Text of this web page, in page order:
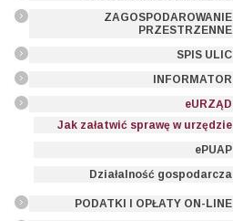
ZAGOSPODAROWANIE
PRZESTRZENNE
SPIS ULIC
INFORMATOR
eURZĄD
Jak załatwić sprawę w urzędzie
ePUAP
Działalność gospodarcza
PODATKI I OPŁATY ON-LINE